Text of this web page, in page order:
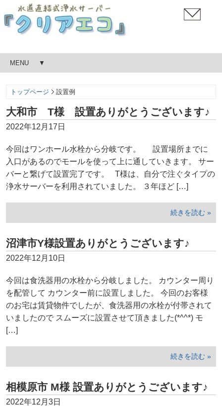
MENU
トップページ 設置例
大和市 T様 設置ありがとうございます♪
2022年12月17日
今回はワンホール水栓から分岐です。 設置場所までに
入口があるのでモールを使って上に通していきます。 サー
バーと繋げて設置完了です。 T様は、自分で注ぐタイプの
浄水サーバーを利用されていました。 ３年ほど […]
続きを読む »
沼津市Y様設置ありがとうございます♪
2022年12月10日
今回は食洗器用の水栓から分岐しました。 カウンター周り
を配管して カウンター前に設置しました。 今回のお客様
のお宅は賃貸物件でしたが、食洗器用の水栓が付帯されて
いましたので スムーズに設置させて頂きました(*^^*) モ
[…]
続きを読む »
相模原市 M様 設置ありがとうございます♪
2022年12月3日